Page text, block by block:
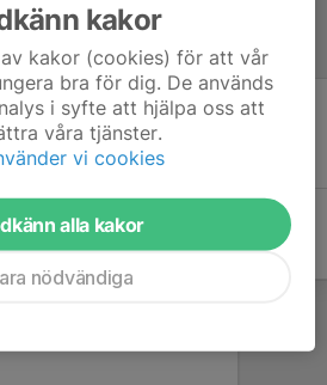
Inget skrivet
kakor
kakor (cookies) för att vår
bra för dig. De används
i syfte att hjälpa oss att
våra tjänster.
vi cookies
alla kakor
nödvändiga